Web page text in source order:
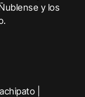
y los
|